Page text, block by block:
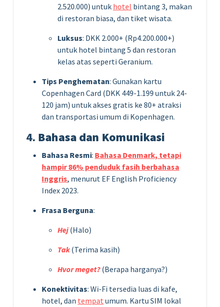
2.520.000) untuk hotel bintang 3, makan
di restoran biasa, dan tiket wisata.
Luksus: DKK 2.000+ (Rp4.200.000+)
untuk hotel bintang 5 dan restoran
kelas atas seperti Geranium.
Tips Penghematan: Gunakan kartu
Copenhagen Card (DKK 449-1.199 untuk 24-
120 jam) untuk akses gratis ke 80+ atraksi
dan transportasi umum di Kopenhagen.
4. Bahasa dan Komunikasi
Bahasa Resmi: Bahasa Denmark, tetapi
hampir 86% penduduk fasih berbahasa
Inggris, menurut EF English Proficiency
Index 2023.
Frasa Berguna:
Hej(Halo)
Tak(Terima kasih)
Hvor meget?(Berapa harganya?)
Konektivitas: Wi-Fi tersedia luas di kafe,
hotel, dan tempat umum. Kartu SIM lokal